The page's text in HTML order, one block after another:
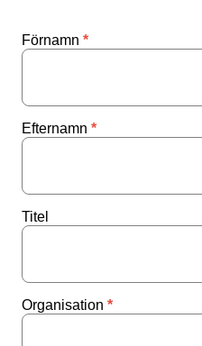
Förnamn
Efternamn
Titel
Organisation